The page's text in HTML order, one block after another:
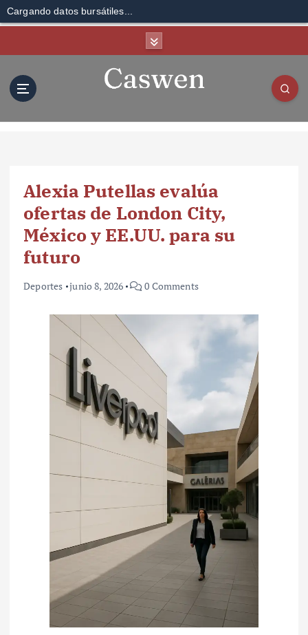
Cargando datos bursátiles...
Alexia Putellas evalúa
ofertas de London City,
México y EE.UU. para su
futuro
Deportes junio 8, 2026 0 Comments